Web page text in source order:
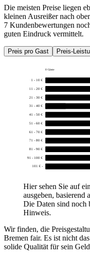
Die meisten Preise liegen
kleinen Ausreißer nach
7 Kundenbewertungen
guten Eindruck vermittelt.
Preis pro Gast Preis-
0 Gäste
1 - 10 €
11 - 20 €
21 - 30 €
31 - 40 €
41 - 50 €
51 - 60 €
61 - 70 €
71 - 80 €
81 - 90 €
91 - 100 €
101 € -
Hier sehen Sie auf
ausgeben, basierend
Die Daten sind noch
Hinweis.
Wir finden, die
Bremen fair. Es ist nicht
solide Qualität für sein